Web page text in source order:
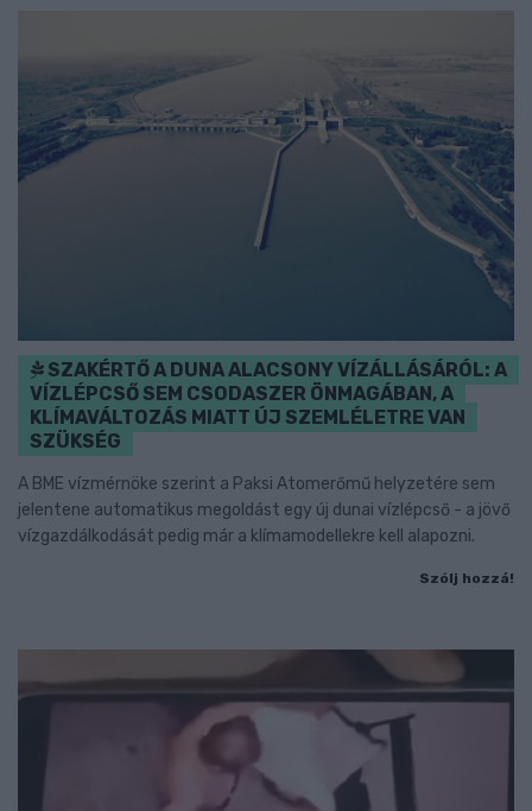
SZAKÉRTŐ A DUNA ALACSONY VÍZÁLLÁSÁRÓL: A
VÍZLÉPCSŐ SEM CSODASZER ÖNMAGÁBAN, A
KLÍMAVÁLTOZÁS MIATT ÚJ SZEMLÉLETRE VAN
SZÜKSÉG
A BME vízmérnöke szerint a Paksi Atomerőmű helyzetére sem
jelentene automatikus megoldást egy új dunai vízlépcső - a jövő
vízgazdálkodását pedig már a klímamodellekre kell alapozni.
Szólj hozzá!